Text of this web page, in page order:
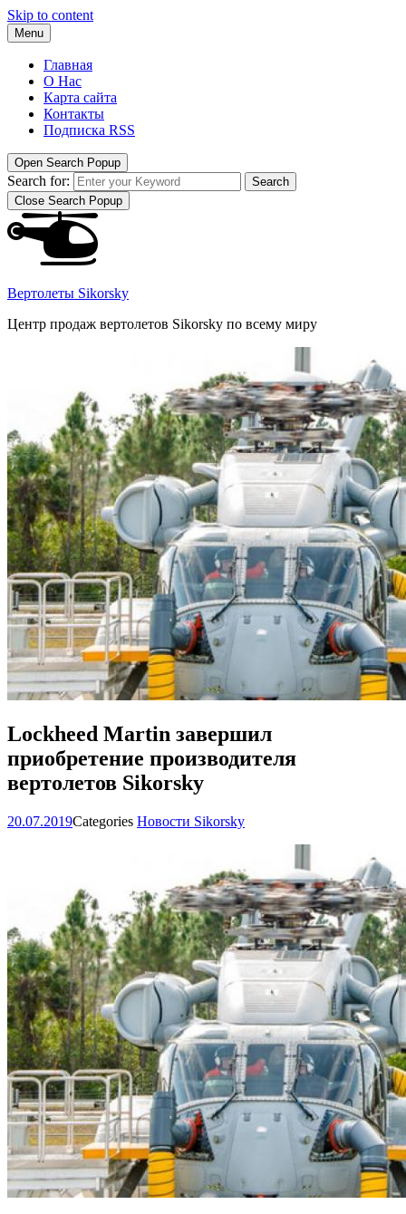
Skip to content
Menu
Главная
О Нас
Карта сайта
Контакты
Подписка RSS
Open Search Popup
Search for:
Search
Close Search Popup
Вертолеты Sikorsky
Центр продаж вертолетов Sikorsky по всему миру
Lockheed Martin завершил
приобретение производителя
вертолетов Sikorsky
20.07.2019Categories Новости Sikorsky